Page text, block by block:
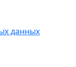
данных